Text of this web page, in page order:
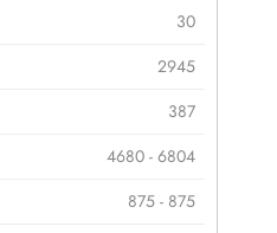
30
2945
387
4680 - 6804
875 - 875